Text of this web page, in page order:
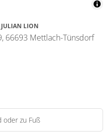
LION
66693 Mettlach-Tünsdorf
oder zu Fuß